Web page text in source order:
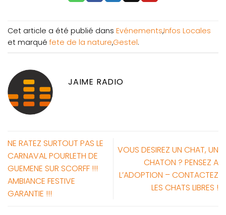
Cet article a été publié dans Evénements,Infos Locales
et marquéfete de la nature,Gestel.
JAIME RADIO
NE RATEZ SURTOUT PAS LE
CARNAVAL POURLETH DE
GUEMENE SUR SCORFF !!!
AMBIANCE FESTIVE
GARANTIE !!!
VOUS DESIREZ UN CHAT, UN
CHATON ? PENSEZ A
L’ADOPTION – CONTACTEZ
LES CHATS LIBRES !